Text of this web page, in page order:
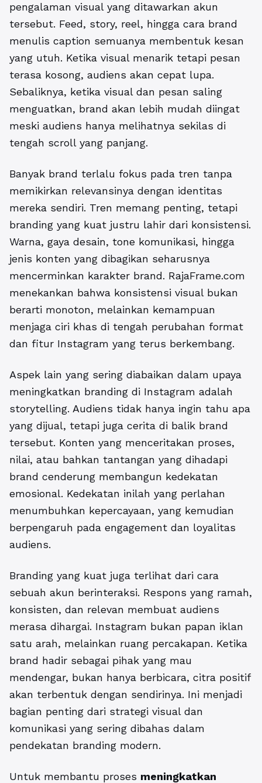
pengalaman visual yang ditawarkan akun
tersebut. Feed, story, reel, hingga cara brand
menulis caption semuanya membentuk kesan
yang utuh. Ketika visual menarik tetapi pesan
terasa kosong, audiens akan cepat lupa.
Sebaliknya, ketika visual dan pesan saling
menguatkan, brand akan lebih mudah diingat
meski audiens hanya melihatnya sekilas di
tengah scroll yang panjang.
Banyak brand terlalu fokus pada tren tanpa
memikirkan relevansinya dengan identitas
mereka sendiri. Tren memang penting, tetapi
branding yang kuat justru lahir dari konsistensi.
Warna, gaya desain, tone komunikasi, hingga
jenis konten yang dibagikan seharusnya
mencerminkan karakter brand. RajaFrame.com
menekankan bahwa konsistensi visual bukan
berarti monoton, melainkan kemampuan
menjaga ciri khas di tengah perubahan format
dan fitur Instagram yang terus berkembang.
Aspek lain yang sering diabaikan dalam upaya
meningkatkan branding di Instagram adalah
storytelling. Audiens tidak hanya ingin tahu apa
yang dijual, tetapi juga cerita di balik brand
tersebut. Konten yang menceritakan proses,
nilai, atau bahkan tantangan yang dihadapi
brand cenderung membangun kedekatan
emosional. Kedekatan inilah yang perlahan
menumbuhkan kepercayaan, yang kemudian
berpengaruh pada engagement dan loyalitas
audiens.
Branding yang kuat juga terlihat dari cara
sebuah akun berinteraksi. Respons yang ramah,
konsisten, dan relevan membuat audiens
merasa dihargai. Instagram bukan papan iklan
satu arah, melainkan ruang percakapan. Ketika
brand hadir sebagai pihak yang mau
mendengar, bukan hanya berbicara, citra positif
akan terbentuk dengan sendirinya. Ini menjadi
bagian penting dari strategi visual dan
komunikasi yang sering dibahas dalam
pendekatan branding modern.
Untuk membantu proses meningkatkan